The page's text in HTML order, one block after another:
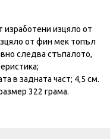
изцяло от
от фин мек топъл
следва стъпалото,
в задната част; 4,5 см.
322 грама.